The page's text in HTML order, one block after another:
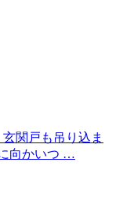
関戸も吊り込ま
向かいつ …